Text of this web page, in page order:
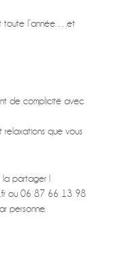
toute l’année….et
de complicité avec
relaxations que vous
la partager !
ou 06 87 66 13 98
personne.